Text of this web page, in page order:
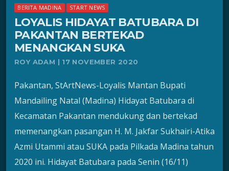
BERITA MADINA START NEWS
LOYALIS HIDAYAT BATUBARA DI
PAKANTAN BERTEKAD
MENANGKAN SUKA
ROY ADAM | 17 NOVEMBER 2020
Pakantan, StArtNews-Loyalis Mantan Bupati
Mandailing Natal (Madina) Hidayat Batubara di
Kecamatan Pakantan mendukung dan bertekad
memenangkan pasangan H. M. Jakfar Sukhairi-Atika
Azmi Utammi atau SUKA pada Pilkada Madina tahun
2020 ini. Hidayat Batubara pada Senin (16/11)